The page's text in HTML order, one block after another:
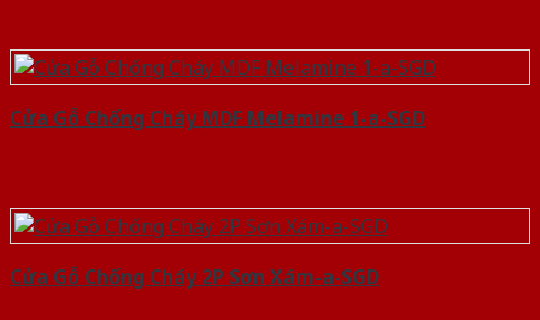
Cửa Gỗ Chống Cháy MDF Melamine 1-a-SGD
Cửa Gỗ Chống Cháy 2P Sơn Xám-a-SGD